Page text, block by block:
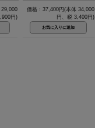
29,000
円)
価格：37,400円(本体 34,000
円、税 3,400円)